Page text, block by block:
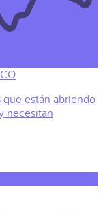
que están abriendo
necesitan